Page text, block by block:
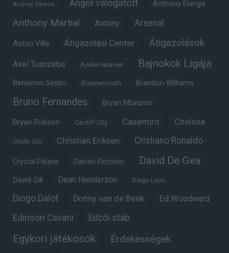
Andrey Santos Angol válogatott Anthony Elanga
Anthony Martial Antony Arsenal
Aston Villa Átigazolási Center Átigazolások
Axel Tuanzebe Ayden Heaven Bajnokok Ligája
Benjamin Sesko Bournemouth Brandon Williams
Bruno Fernandes Bryan Mbeumo
Bryan Robson Cardiff City Casemiro Chelsea
Chido Obi Christian Eriksen Cristiano Ronaldo
Crystal Palace Darren Fletcher David De Gea
David Gill Dean Henderson Diego Leon
Diogo Dalot Donny van de Beek Ed Woodward
Edinson Cavani Edzői stáb
Egykori játékosok Érdekességek